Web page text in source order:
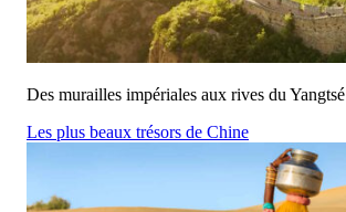
Des murailles impériales aux rives du Yangtsé
Les plus beaux trésors de Chine